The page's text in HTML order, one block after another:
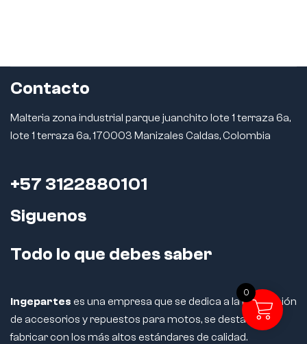
Contacto
Malteria zona industrial parque juanchito lote 1 terraza 6a,
lote 1 terraza 6a, 170003 Manizales Caldas, Colombia
+57 3122880101
Siguenos
Todo lo que debes saber
Ingepartes es una empresa que se dedica a la fabricación
de accesorios y repuestos para motos, se destaca por
fabricar con los más altos estándares de calidad.
0